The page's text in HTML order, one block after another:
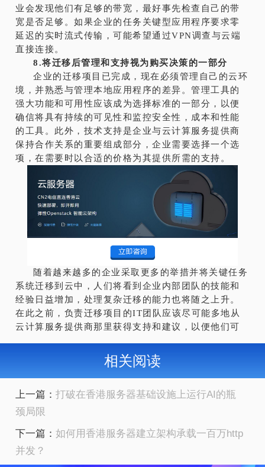
业会发现他们有足够的带宽，最好事先检查自己的带
宽是否足够。如果企业的任务关键型应用程序要求零
延迟的实时流式传输，可能希望通过VPN调查与云端
直接连接。
8.将迁移后管理和支持视为购买决策的一部分
企业的迁移项目已完成，现在必须管理自己的云环
境，并熟悉与管理本地应用程序的差异。管理工具的
强大功能和可用性应该成为选择标准的一部分，以便
确信将具有持续的可见性和监控安全性，成本和性能
的工具。此外，技术支持是企业与云计算服务提供商
保持合作关系的重要组成部分，企业需要选择一个选
项，在需要时以合适的价格为其提供所需的支持。
随着越来越多的企业采取更多的举措并将关键任务
系统迁移到云中，人们将看到企业内部团队的技能和
经验日益增加，处理复杂迁移的能力也将随之上升。
在此之前，负责迁移项目的IT团队应该尽可能多地从
云计算服务提供商那里获得支持和建议，以便他们可
相关阅读
上一篇：打破在香港服务器基础设施上运行AI的瓶
颈局限
下一篇：如何用香港服务器建立架构承载一百万http
并发？